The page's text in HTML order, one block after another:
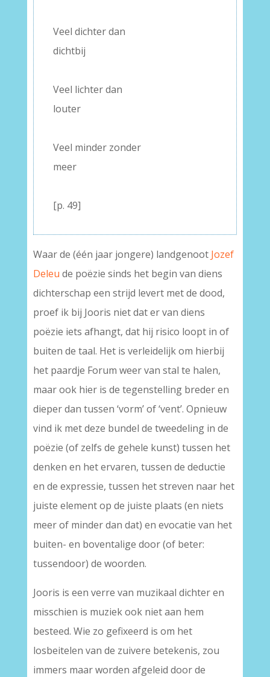
Veel dichter dan
dichtbij
Veel lichter dan
louter
Veel minder zonder
meer
[p. 49]
Waar de (één jaar jongere) landgenoot Jozef
Deleu de poëzie sinds het begin van diens
dichterschap een strijd levert met de dood,
proef ik bij Jooris niet dat er van diens
poëzie iets afhangt, dat hij risico loopt in of
buiten de taal. Het is verleidelijk om hierbij
het paardje Forum weer van stal te halen,
maar ook hier is de tegenstelling breder en
dieper dan tussen ‘vorm’ of ‘vent’. Opnieuw
vind ik met deze bundel de tweedeling in de
poëzie (of zelfs de gehele kunst) tussen het
denken en het ervaren, tussen de deductie
en de expressie, tussen het streven naar het
juiste element op de juiste plaats (en niets
meer of minder dan dat) en evocatie van het
buiten- en boventalige door (of beter:
tussendoor) de woorden.
Jooris is een verre van muzikaal dichter en
misschien is muziek ook niet aan hem
besteed. Wie zo gefixeerd is om het
losbeitelen van de zuivere betekenis, zou
immers maar worden afgeleid door de